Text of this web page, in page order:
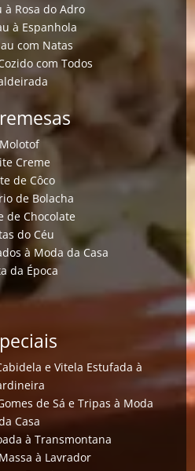
à Rosa do Adro
à Espanhola
com Natas
com Todos
Molotof
Creme
de Côco
de Bolacha
de Chocolate
do Céu
à Moda da Casa
da Época
e Vitela Estufada à
de Sá e Tripas à Moda
Casa
à Transmontana
à Lavrador